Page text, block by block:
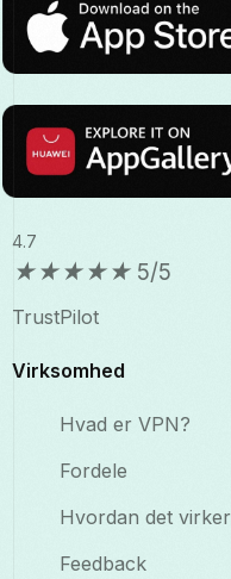
4.7
★★★★★ 5/5
TrustPilot
Virksomhed
Hvad er VPN?
Fordele
Hvordan det virker
Feedback